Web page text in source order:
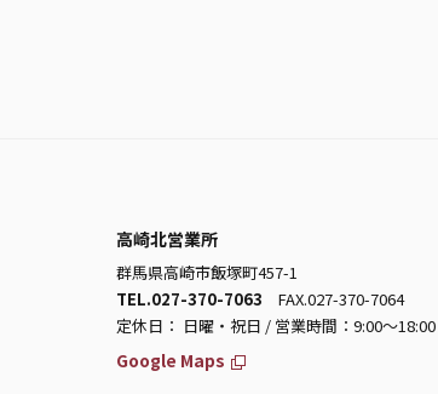
高崎北営業所
群馬県高崎市飯塚町457-1
TEL.027-370-7063 FAX.027-370-7064
定休日： 日曜・祝日 / 営業時間：9:00～18:00
Google Maps